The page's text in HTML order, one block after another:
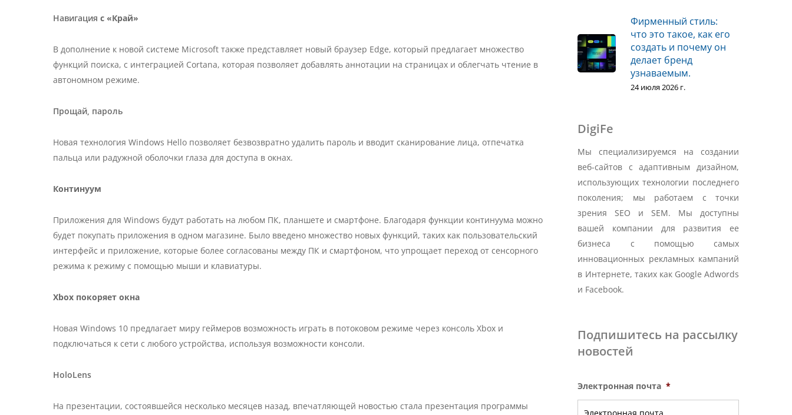
Навигация с «Край»
В дополнение к новой системе Microsoft также представляет новый браузер Edge, который предлагает множество
функций поиска, с интеграцией Cortana, которая позволяет добавлять аннотации на страницах и облегчать чтение в
автономном режиме.
Прощай, пароль
Новая технология Windows Hello позволяет безвозвратно удалить пароль и вводит сканирование лица, отпечатка
пальца или радужной оболочки глаза для доступа в окнах.
Континуум
Приложения для Windows будут работать на любом ПК, планшете и смартфоне. Благодаря функции континуума можно
будет покупать приложения в одном магазине. Было введено множество новых функций, таких как пользовательский
интерфейс и приложение, которые более согласованы между ПК и смартфоном, что упрощает переход от сенсорного
режима к режиму с помощью мыши и клавиатуры.
Xbox покоряет окна
Новая Windows 10 предлагает миру геймеров возможность играть в потоковом режиме через консоль Xbox и
подключаться к сети с любого устройства, используя возможности консоли.
HoloLens
На презентации, состоявшейся несколько месяцев назад, впечатляющей новостью стала презентация программы
Фирменный стиль:
что это такое, как его
создать и почему он
делает бренд
узнаваемым.
24 июля 2026 г.
DigiFe
Мы специализируемся на создании
веб-сайтов с адаптивным дизайном,
использующих технологии последнего
поколения; мы работаем с точки
зрения SEO и SEM. Мы доступны
вашей компании для развития ее
бизнеса с помощью самых
инновационных рекламных кампаний
в Интернете, таких как Google Adwords
и Facebook.
Подпишитесь на рассылку
новостей
Электронная почта *